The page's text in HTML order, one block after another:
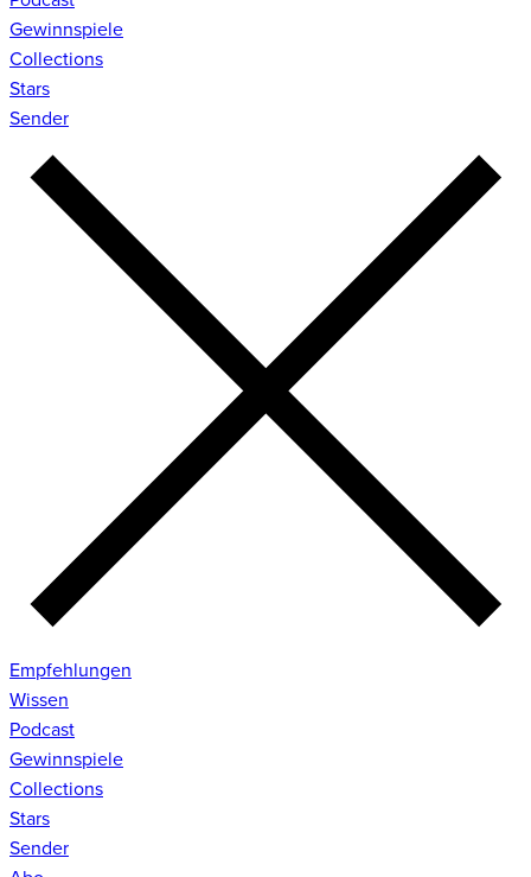
Gewinnspiele
Collections
Stars
Sender
Empfehlungen
Wissen
Podcast
Gewinnspiele
Collections
Stars
Sender